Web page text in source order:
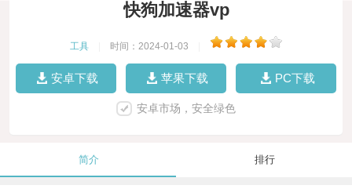
快狗加速器vp
工具 时间：2024-01-03
安卓下载 苹果下载 PC下载
安卓市场，安全绿色
简介 排行